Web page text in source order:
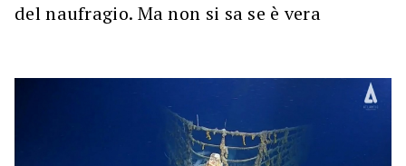
del naufragio. Ma non si sa se è vera